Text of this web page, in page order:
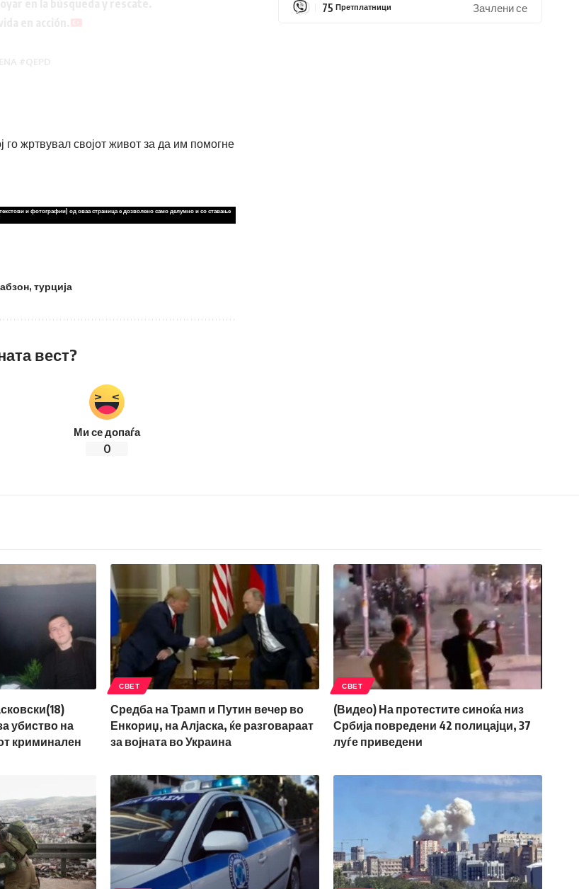
го жртвувал својот живот за да им помогне
и фотографии) од оваа страница е дозволено само делумно и со ставање
, турција
вест?
Ми се допаѓа
0
75 Претплатници Зачлени се
убиство на
криминален
СВЕТ
Средба на Трамп и Путин вечер во
Енкориџ, на Алјаска, ќе разговараат
за војната во Украина
СВЕТ
(Видео) На протестите синоќа низ
Србија повредени 42 полицајци, 37
луѓе приведени